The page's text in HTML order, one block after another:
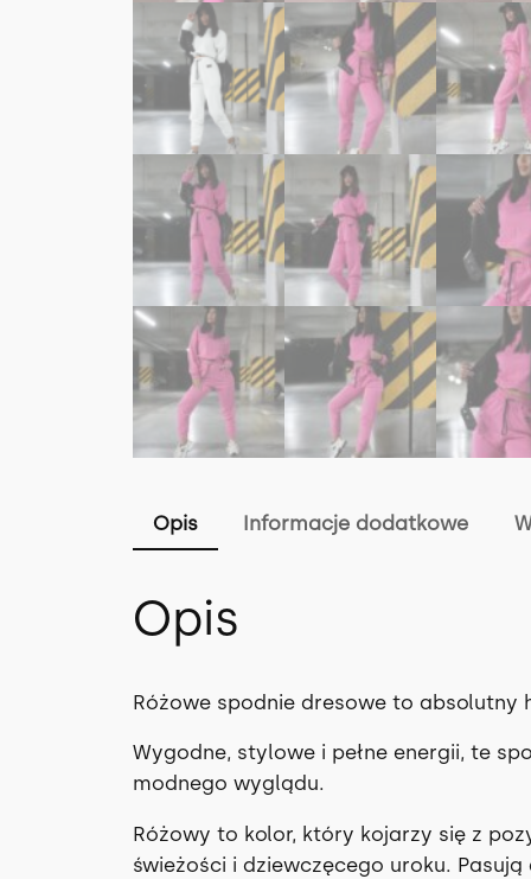
Opis Informacje dodatkowe
Opis
Różowe spodnie dresowe to absolutny
Wygodne, stylowe i pełne energii, te
modnego wyglądu.
Różowy to kolor, który kojarzy się z
świeżości i dziewczęcego uroku.